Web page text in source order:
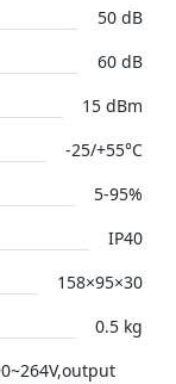
50 dB
60 dB
15 dBm
-25/+55°C
5-95%
IP40
158×95×30
0.5 kg